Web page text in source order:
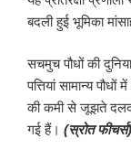
बदली हुई भूमिका
सचमुच पौधों की
पत्तियां सामान्य
की कमी से जूझते
गई हैं। (स्रोत फीचर्स)